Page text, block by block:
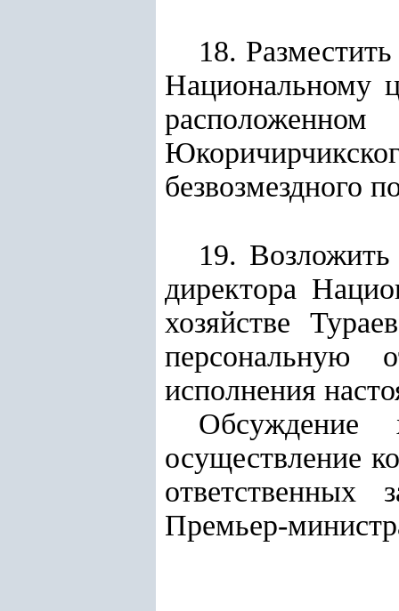
18.
Национальному
безвозмездного
19.
директора
хозяйстве
персональную
исполнения
Обсуждение
осуществление
ответственных
Премьер-